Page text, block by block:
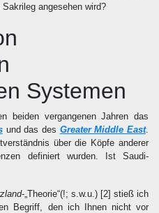
angesehen wird?
Systemen
beiden vergangenen Jahren das
und das des Greater Middle East.
über die Köpfe anderer
definiert wurden. Ist Saudi-
-„Theorie“(!; s.w.u.) [2] stieß ich
Begriff, den ich Ihnen nicht vor